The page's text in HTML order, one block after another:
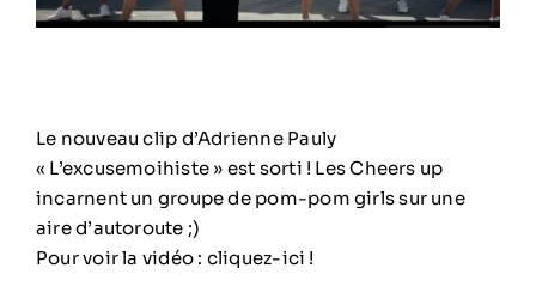
Contact
Le nouveau clip d’Adrienne Pauly
« L’excusemoihiste » est sorti ! Les Cheers up
incarnent un groupe de pom-pom girls sur une
aire d’autoroute ;)
Pour voir la vidéo : cliquez-ici !